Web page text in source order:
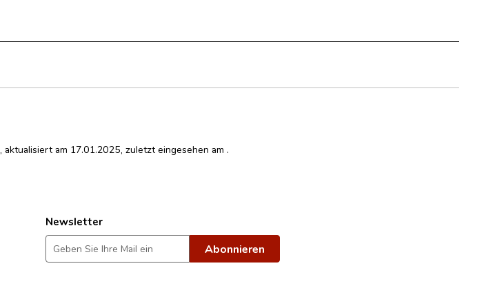
, aktualisiert am 17.01.2025, zuletzt eingesehen am .
Newsletter